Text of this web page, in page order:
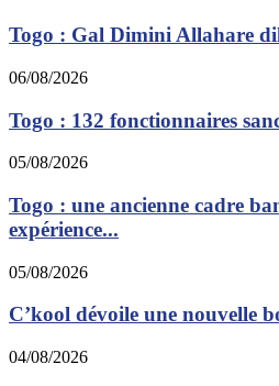
Togo : Gal Dimini Allahare
06/08/2026
Togo : 132 fonctionnaires
05/08/2026
Togo : une ancienne cadre
expérience...
05/08/2026
C’kool dévoile une nouvelle
04/08/2026